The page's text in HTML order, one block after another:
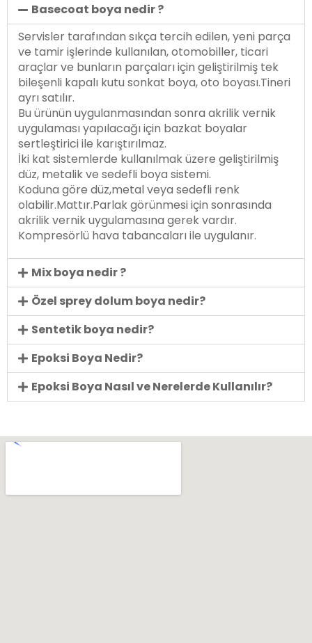
Basecoat boya nedir ?
Servisler tarafından sıkça tercih edilen, yeni parça
ve tamir işlerinde kullanılan, otomobiller, ticari
araçlar ve bunların parçaları için geliştirilmiş tek
bileşenli kapalı kutu sonkat boya, oto boyası.Tineri
ayrı satılır.
Bu ürünün uygulanmasından sonra akrilik vernik
uygulaması yapılacağı için bazkat boyalar
sertleştirici ile karıştırılmaz.
İki kat sistemlerde kullanılmak üzere geliştirilmiş
düz, metalik ve sedefli boya sistemi.
Koduna göre düz,metal veya sedefli renk
olabilir.Mattır.Parlak görünmesi için sonrasında
akrilik vernik uygulamasına gerek vardır.
Kompresörlü hava tabancaları ile uygulanır.
Mix boya nedir ?
Özel sprey dolum boya nedir?
Sentetik boya nedir?
Epoksi Boya Nedir?
Epoksi Boya Nasıl ve Nerelerde Kullanılır?